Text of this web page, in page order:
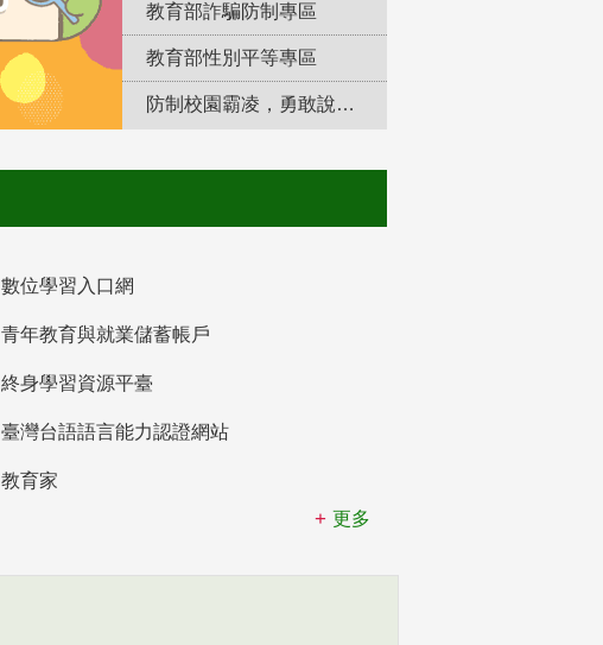
教育部詐騙防制專區
教育部性別平等專區
防制校園霸凌，勇敢說出來！
數位學習入口網
青年教育與就業儲蓄帳戶
終身學習資源平臺
臺灣台語語言能力認證網站
教育家
更多